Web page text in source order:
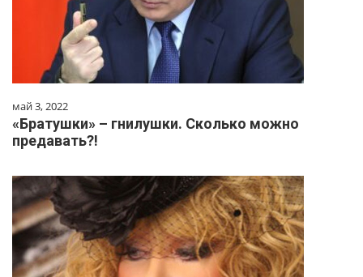
май 3, 2022
«Братушки» – гнилушки. Сколько можно
предавать?!